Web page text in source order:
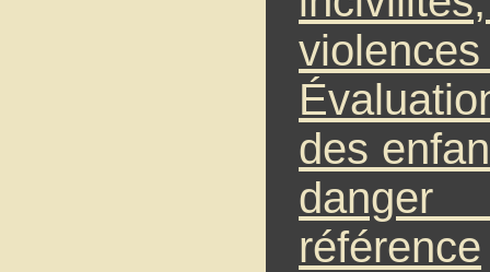
des
référence